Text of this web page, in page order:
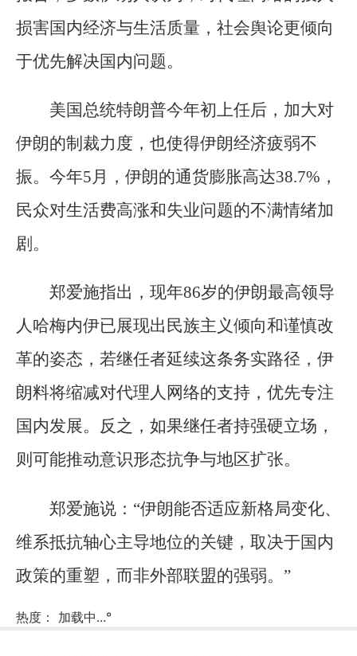
损害国内经济与生活质量，社会舆论更倾向
于优先解决国内问题。
美国总统特朗普今年初上任后，加大对
伊朗的制裁力度，也使得伊朗经济疲弱不
振。今年5月，伊朗的通货膨胀高达38.7%，
民众对生活费高涨和失业问题的不满情绪加
剧。
郑爱施指出，现年86岁的伊朗最高领导
人哈梅内伊已展现出民族主义倾向和谨慎改
革的姿态，若继任者延续这条务实路径，伊
朗料将缩减对代理人网络的支持，优先专注
国内发展。反之，如果继任者持强硬立场，
则可能推动意识形态抗争与地区扩张。
郑爱施说：“伊朗能否适应新格局变化、
维系抵抗轴心主导地位的关键，取决于国内
政策的重塑，而非外部联盟的强弱。”
热度： 加载中...°